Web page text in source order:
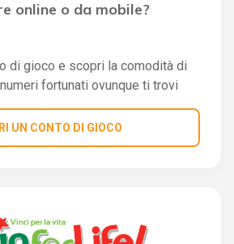
online o da mobile?
di gioco e scopri la comodità di
fortunati ovunque ti trovi
UN CONTO DI GIOCO